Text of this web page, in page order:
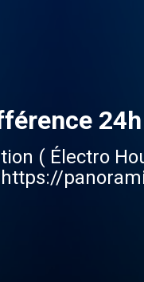
( Électro
https://